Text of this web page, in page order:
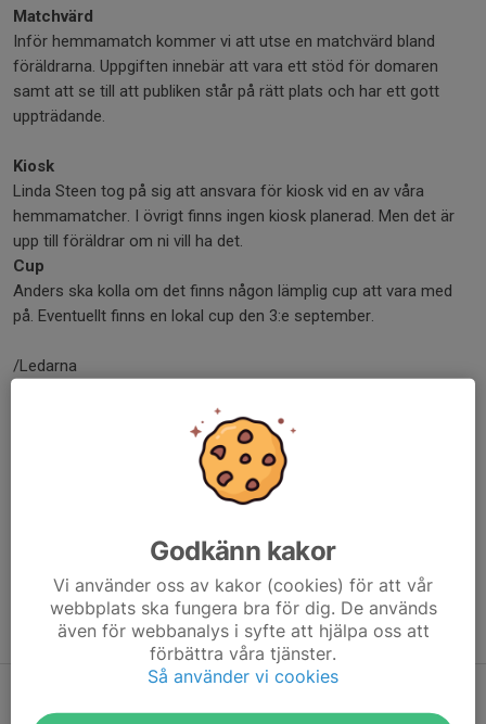
Matchvärd
Inför hemmamatch kommer vi att utse en matchvärd bland
föräldrarna. Uppgiften innebär att vara ett stöd för domaren
samt att se till att publiken står på rätt plats och har ett gott
uppträdande.
Kiosk
Linda Steen tog på sig att ansvara för kiosk vid en av våra
hemmamatcher. I övrigt finns ingen kiosk planerad. Men det är
upp till föräldrar om ni vill ha det.
Cup
Anders ska kolla om det finns någon lämplig cup att vara med
på. Eventuellt finns en lokal cup den 3:e september.
/Ledarna
Tidigare nyheter
Byte till Molidens IK
3 apr 2024 0
Godkänn kakor
Vi använder oss av kakor (cookies) för att vår
webbplats ska fungera bra för dig. De används
även för webbanalys i syfte att hjälpa oss att
förbättra våra tjänster.
Så använder vi cookies